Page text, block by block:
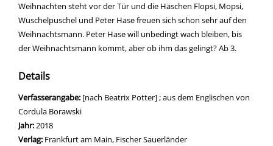
Weihnachten steht vor der Tür und die Häschen Flopsi, Mopsi,
Wuschelpuschel und Peter Hase freuen sich schon sehr auf den
Weihnachtsmann. Peter Hase will unbedingt wach bleiben, bis
der Weihnachtsmann kommt, aber ob ihm das gelingt? Ab 3.
Details
Suche nach diesem Verfasser
Verfasserangabe: [nach Beatrix Potter] ; aus dem Englischen von
Cordula Borawski
Jahr:2018
Verlag: Frankfurt am Main, Fischer Sauerländer